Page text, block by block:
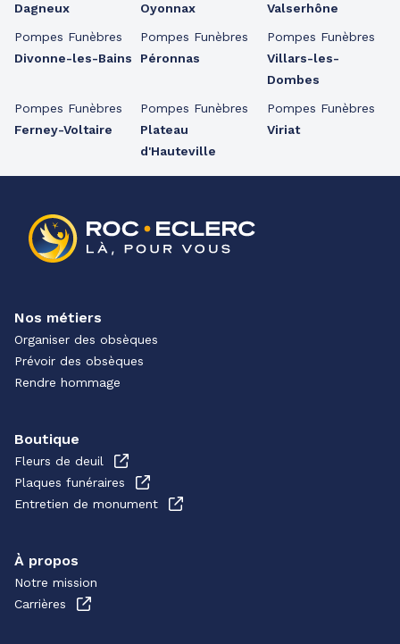
Dagneux
Pompes Funèbres
Divonne-les-Bains
Pompes Funèbres
Ferney-Voltaire
Oyonnax
Pompes Funèbres
Péronnas
Pompes Funèbres
Plateau
d'Hauteville
Valserhône
Pompes Funèbres
Villars-les-
Dombes
Pompes Funèbres
Viriat
Nos métiers
Organiser des obsèques
Prévoir des obsèques
Rendre hommage
Boutique
Fleurs de deuil
Plaques funéraires
Entretien de monument
À propos
Notre mission
Carrières